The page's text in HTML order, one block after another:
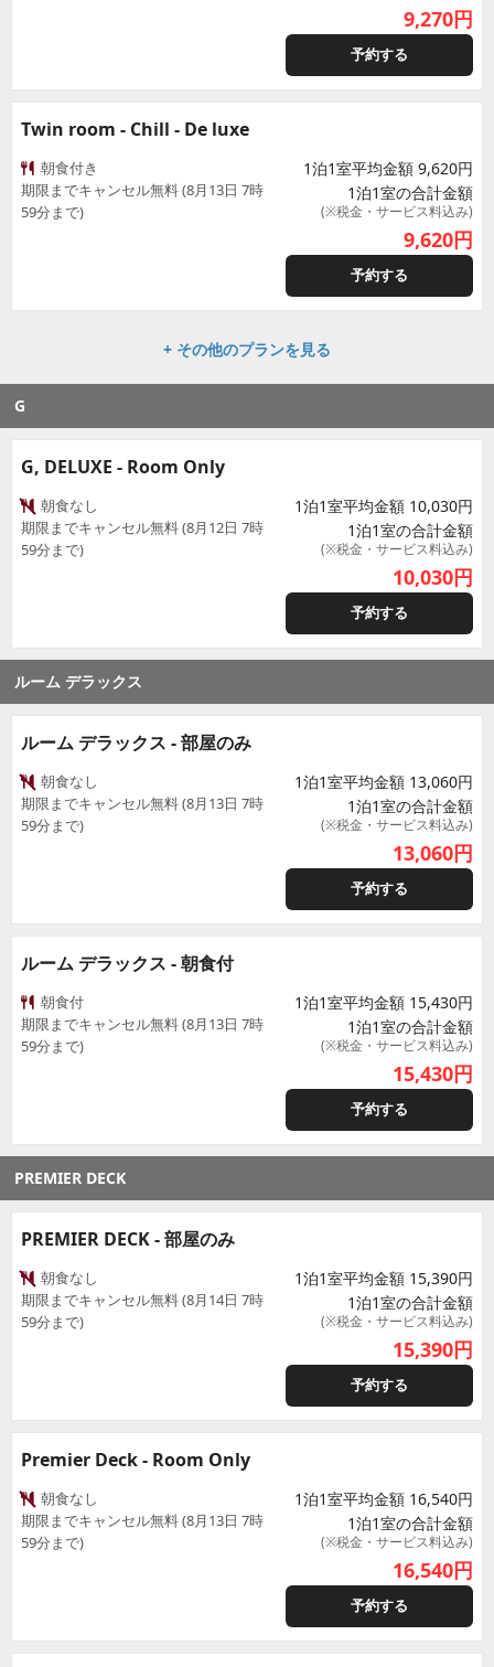
9,270円
予約する
Twin room - Chill - De luxe
朝食付き
期限までキャンセル無料 (8月13日 7時
59分まで)
1泊1室平均金額 9,620円
1泊1室の合計金額
(※税金・サービス料込み)
9,620円
予約する
+ その他のプランを見る
G
G, DELUXE - Room Only
朝食なし
期限までキャンセル無料 (8月12日 7時
59分まで)
1泊1室平均金額 10,030円
1泊1室の合計金額
(※税金・サービス料込み)
10,030円
予約する
ルーム デラックス
ルーム デラックス - 部屋のみ
朝食なし
期限までキャンセル無料 (8月13日 7時
59分まで)
1泊1室平均金額 13,060円
1泊1室の合計金額
(※税金・サービス料込み)
13,060円
予約する
ルーム デラックス - 朝食付
朝食付
期限までキャンセル無料 (8月13日 7時
59分まで)
1泊1室平均金額 15,430円
1泊1室の合計金額
(※税金・サービス料込み)
15,430円
予約する
PREMIER DECK
PREMIER DECK - 部屋のみ
朝食なし
期限までキャンセル無料 (8月14日 7時
59分まで)
1泊1室平均金額 15,390円
1泊1室の合計金額
(※税金・サービス料込み)
15,390円
予約する
Premier Deck - Room Only
朝食なし
期限までキャンセル無料 (8月13日 7時
59分まで)
1泊1室平均金額 16,540円
1泊1室の合計金額
(※税金・サービス料込み)
16,540円
予約する